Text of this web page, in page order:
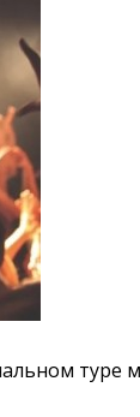
туре